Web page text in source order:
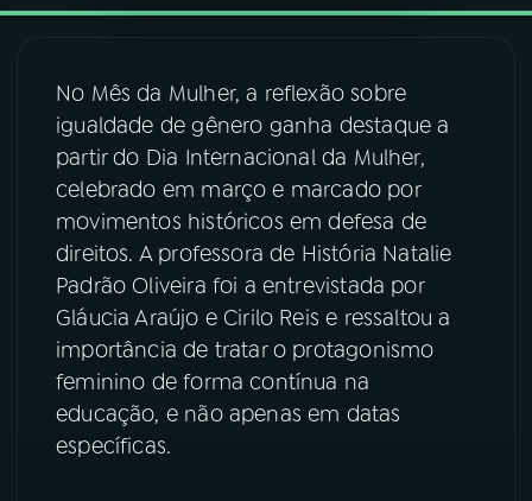
06VIDEOCASTS
07 ÚLTIMAS
08FESTIVAL DE MÚSICA
ACOMPANHE A RÁDIO NACIONAL
YouTube Facebook
Instagram X
TikTok
No Mês da Mulher, a reflexão sobre
igualdade de gênero ganha destaque a
partir do Dia Internacional da Mulher,
celebrado em março e marcado por
movimentos históricos em defesa de
direitos. A professora de História Natalie
Padrão Oliveira foi a entrevistada por
Gláucia Araújo e Cirilo Reis e ressaltou a
importância de tratar o protagonismo
feminino de forma contínua na
educação, e não apenas em datas
específicas.